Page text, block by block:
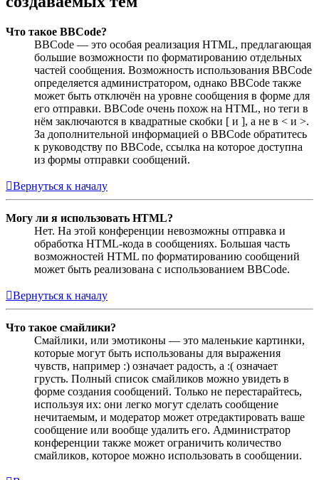
Что такое BBCode?
BBCode — это особая реализация HTML, предлагающая
большие возможности по форматированию отдельных
частей сообщения. Возможность использования BBCode
определяется администратором, однако BBCode также
может быть отключён на уровне сообщения в форме для
его отправки. BBCode очень похож на HTML, но теги в
нём заключаются в квадратные скобки [ и ], а не в < и >.
За дополнительной информацией о BBCode обратитесь
к руководству по BBCode, ссылка на которое доступна
из формы отправки сообщений.
Вернуться к началу
Могу ли я использовать HTML?
Нет. На этой конференции невозможны отправка и
обработка HTML-кода в сообщениях. Большая часть
возможностей HTML по форматированию сообщений
может быть реализована с использованием BBCode.
Вернуться к началу
Что такое смайлики?
Смайлики, или эмотиконы — это маленькие картинки,
которые могут быть использованы для выражения
чувств, например :) означает радость, а :( означает
грусть. Полный список смайликов можно увидеть в
форме создания сообщений. Только не перестарайтесь,
используя их: они легко могут сделать сообщение
нечитаемым, и модератор может отредактировать ваше
сообщение или вообще удалить его. Администратор
конференции также может ограничить количество
смайликов, которое можно использовать в сообщении.